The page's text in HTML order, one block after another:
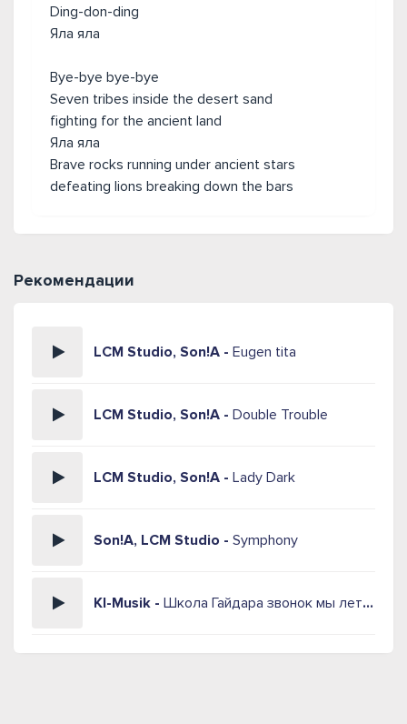
Ding-don-ding
Яла яла
Bye-bye bye-bye
Seven tribes inside the desert sand
fighting for the ancient land
Яла яла
Brave rocks running under ancient stars
defeating lions breaking down the bars
Рекомендации
LCM Studio, Son!A - Eugen tita
LCM Studio, Son!A - Double Trouble
LCM Studio, Son!A - Lady Dark
Son!A, LCM Studio - Symphony
KI-Musik - Школа Гайдара звонок мы летим со двора